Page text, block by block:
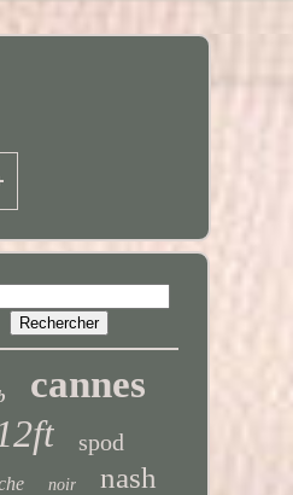
cannes
12ft
spod
noir nash